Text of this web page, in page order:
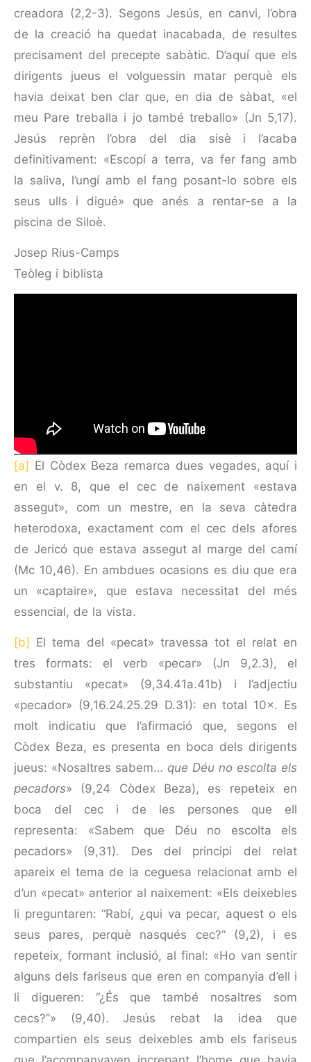
creadora (2,2-3). Segons Jesús, en canvi, l’obra
de la creació ha quedat inacabada, de resultes
precisament del precepte sabàtic. D’aquí que els
dirigents jueus el volguessin matar perquè els
havia deixat ben clar que, en dia de sàbat, «el
meu Pare treballa i jo també treballo» (Jn 5,17).
Jesús reprèn l’obra del dia sisè i l’acaba
definitivament: «Esco­pí a terra, va fer fang amb
la saliva, l’ungí amb el fang posant-lo sobre els
seus ulls i digué» que anés a rentar-se a la
piscina de Siloè.
Josep Rius-Camps
Teòleg i biblista
[a] El Còdex Beza remarca dues vegades, aquí i
en el v. 8, que el cec de naixement «estava
assegut», com un mestre, en la seva càtedra
heterodoxa, exactament com el cec dels afores
de Jericó que estava assegut al marge del camí
(Mc 10,46). En ambdues ocasions es diu que era
un «captaire», que estava necessitat del més
essencial, de la vista.
[b]
El tema del «pecat» travessa tot el relat en
tres formats: el verb «pecar» (Jn 9,2.3), el
substantiu «pecat» (9,34.41a.41b) i l’adjectiu
«pecador» (9,16.24.25.29 D.31): en total 10×. Es
molt indicatiu que l’afirmació que, segons el
Còdex Beza, es presenta en boca dels dirigents
jueus: «Nosaltres sabem… que Déu no escolta els
pecadors» (9,24 Còdex Beza), es repeteix en
boca del cec i de les persones que ell
representa: «Sabem que Déu no escolta els
pecadors» (9,31). Des del principi del relat
apareix el tema de la ceguesa relacionat amb el
d’un «pecat» anterior al naixement: «Els deixebles
li preguntaren: “Rabí, ¿qui va pecar, aquest o els
seus pares, perquè nasqués cec?“ (9,2), i es
repeteix, formant inclusió, al final: «Ho van sentir
alguns dels fariseus que eren en companyia d’ell i
li digueren: “¿És que també nosaltres som
cecs?”» (9,40). Jesús rebat la idea que
compartien els seus deixebles amb els fariseus